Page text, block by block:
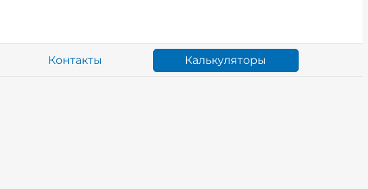
Контакты Калькуляторы